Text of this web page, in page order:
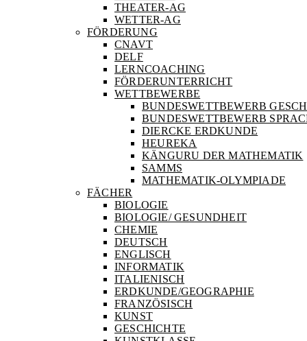
THEATER-AG
WETTER-AG
FÖRDERUNG
CNAVT
DELF
LERNCOACHING
FÖRDERUNTERRICHT
WETTBEWERBE
BUNDESWETTBEWERB
BUNDESWETTBEWERB
DIERCKE ERDKUNDE
HEUREKA
KÄNGURU DER MATHEMATIK
SAMMS
MATHEMATIK-OLYMPIADE
FÄCHER
BIOLOGIE
BIOLOGIE/ GESUNDHEIT
CHEMIE
DEUTSCH
ENGLISCH
INFORMATIK
ITALIENISCH
ERDKUNDE/GEOGRAPHIE
FRANZÖSISCH
KUNST
GESCHICHTE